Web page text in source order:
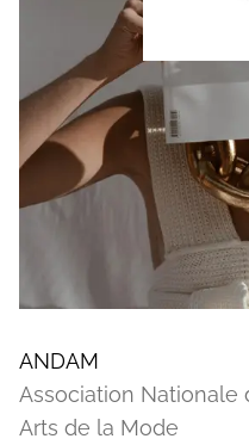
ANDAM
Association
Arts de la Mode